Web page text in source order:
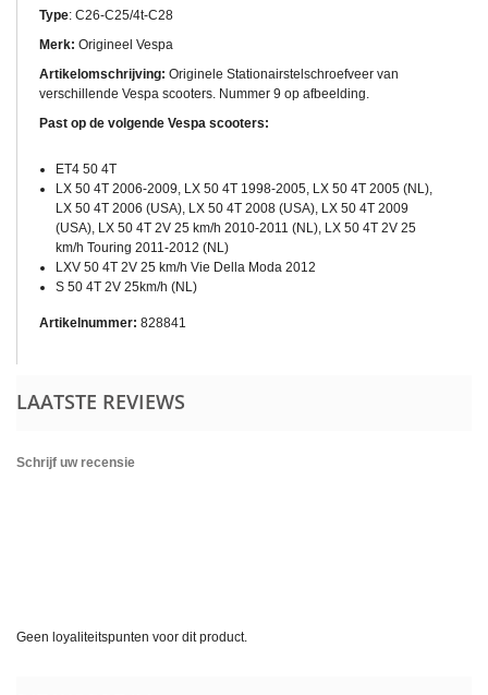
Type: C26-C25/4t-C28
Merk: Origineel Vespa
Artikelomschrijving: Originele Stationairstelschroefveer van
verschillende Vespa scooters. Nummer 9 op afbeelding.
Past op de volgende Vespa scooters:
ET4 50 4T
LX 50 4T 2006-2009, LX 50 4T 1998-2005, LX 50 4T 2005 (NL),
LX 50 4T 2006 (USA), LX 50 4T 2008 (USA), LX 50 4T 2009
(USA), LX 50 4T 2V 25 km/h 2010-2011 (NL), LX 50 4T 2V 25
km/h Touring 2011-2012 (NL)
LXV 50 4T 2V 25 km/h Vie Della Moda 2012
S 50 4T 2V 25km/h (NL)
Artikelnummer: 828841
LAATSTE REVIEWS
Schrijf uw recensie
Geen loyaliteitspunten voor dit product.